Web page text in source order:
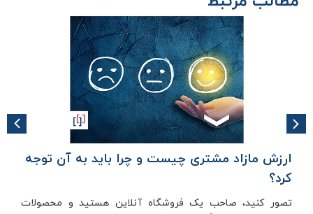
ارزش مازاد مشتری چیست و چرا باید به آن توجه
کرد؟
تصور کنید، صاحب یک فروشگاه آنلاین هستید و محصولات